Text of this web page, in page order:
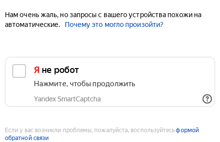
Нам очень жаль, но запросы с вашего устройства похожи на
автоматические.
Почему это могло произойти?
Я не робот
Нажмите, чтобы продолжить
Yandex SmartCaptcha
Если у вас возникли проблемы, пожалуйста, воспользуйтесьформой
обратной связи